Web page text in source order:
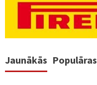
Jaunākās Populāras